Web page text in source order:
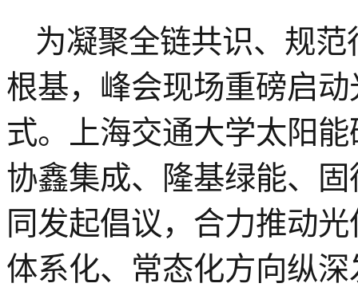
为凝聚全链共识、规
根基，峰会现场重磅启
式。上海交通大学太阳
协鑫集成、隆基绿能、
同发起倡议，合力推动
体系化、常态化方向纵深